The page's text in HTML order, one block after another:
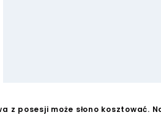
z posesji może słono kosztować.